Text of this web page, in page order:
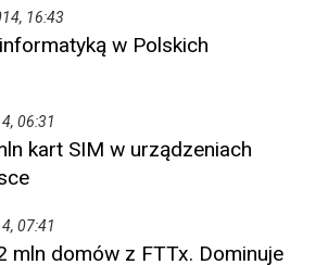
16:43
w Polskich
06:31
kart SIM w urządzeniach
07:41
mln domów z FTTx. Dominuje